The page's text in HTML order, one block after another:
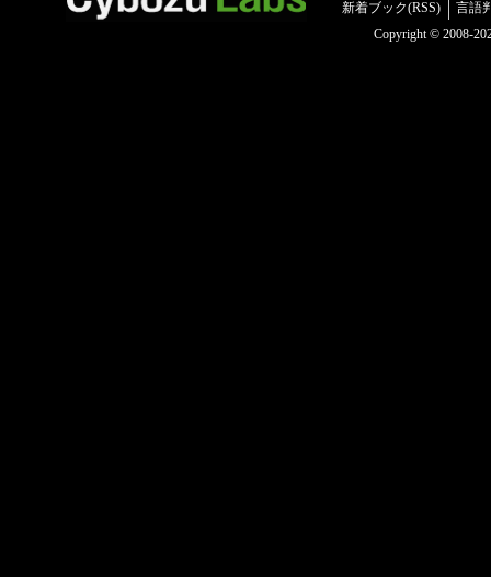
新着ブック(RSS)
言語
Copyright © 2008-